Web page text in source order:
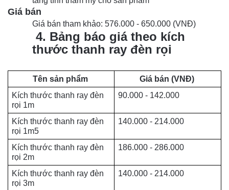
Giá bán
Giá bán tham khảo: 576.000 - 650.000 (VNĐ)
4. Bảng báo giá theo kích
thước thanh ray đèn rọi
Tên sản phẩm
Giá bán (VNĐ)
Kích thước thanh ray đèn
rọi 1m
90.000 - 142.000
Kích thước thanh ray đèn
rọi 1m5
140.000 - 214.000
Kích thước thanh ray đèn
rọi 2m
186.000 - 286.000
Kích thước thanh ray đèn
rọi 3m
140.000 - 214.000